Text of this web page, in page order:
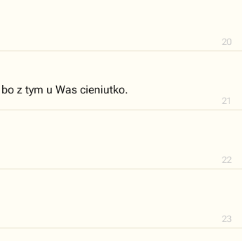
20
21
z tym u Was cieniutko.
22
23